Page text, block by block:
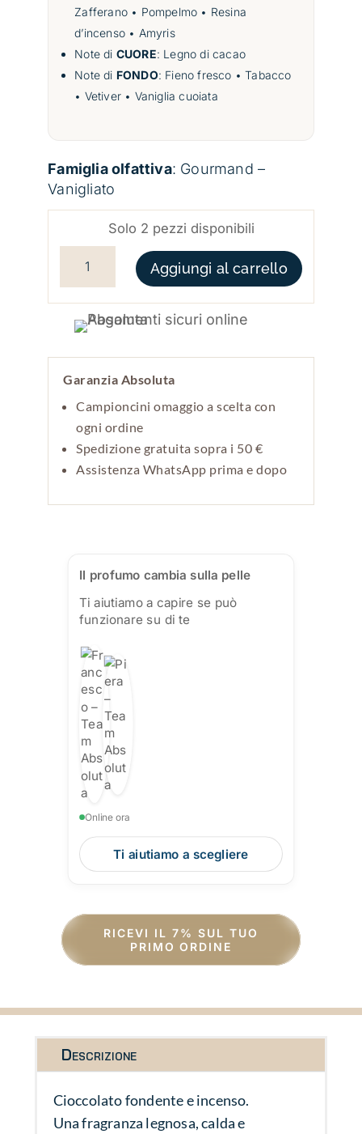
Zafferano • Pompelmo • Resina
d’incenso • Amyris
Note di CUORE: Legno di cacao
Note di FONDO: Fieno fresco • Tabacco
• Vetiver • Vaniglia cuoiata
Famiglia olfattiva: Gourmand –
Vanigliato
Solo 2 pezzi disponibili
ANTI-BLUES QUANTITÀ
Aggiungi al carrello
Garanzia Absoluta
Campioncini omaggio a scelta con
ogni ordine
Spedizione gratuita sopra i 50 €
Assistenza WhatsApp prima e dopo
Il profumo cambia sulla pelle
Ti aiutiamo a capire se può
funzionare su di te
Online ora
Ti aiutiamo a scegliere
RICEVI IL 7% SUL TUO
PRIMO ORDINE
Descrizione
Cioccolato fondente e incenso.
Una fragranza legnosa, calda e